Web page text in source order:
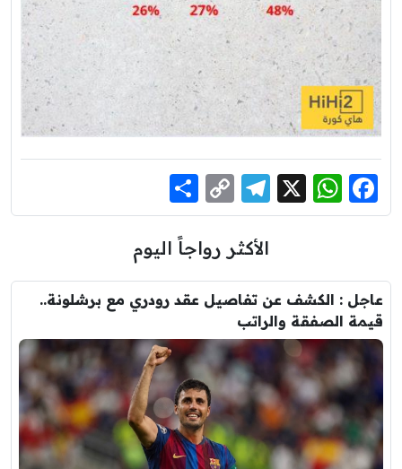
Facebook
WhatsApp
X
Telegram
Copy
Link
الأكثر رواجاً اليوم
عاجل : الكشف عن تفاصيل عقد رودري مع برشلونة..
قيمة الصفقة والراتب